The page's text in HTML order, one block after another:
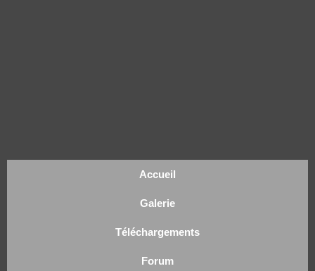
Accueil
Galerie
Téléchargements
Forum